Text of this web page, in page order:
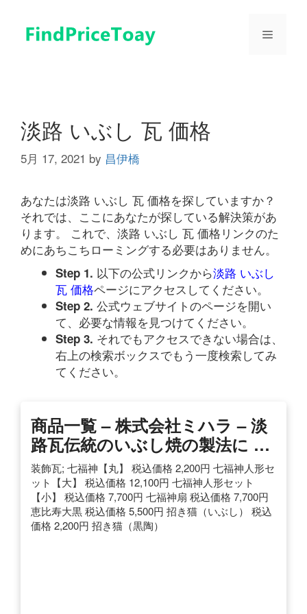
メ
淡路 いぶし 瓦 価格
5月 17, 2021 by 昌伊橋
あなたは淡路 いぶし 瓦 価格を探していますか？
それでは、ここにあなたが探している解決策があ
ります。 これで、淡路 いぶし 瓦 価格リンクのた
めにあちこちローミングする必要はありません。
Step 1. 以下の公式リンクから淡路 いぶし
瓦 価格ページにアクセスしてください。
Step 2. 公式ウェブサイトのページを開い
て、必要な情報を見つけてください。
Step 3. それでもアクセスできない場合は、
右上の検索ボックスでもう一度検索してみ
てください。
商品一覧 – 株式会社ミハラ – 淡
路瓦伝統のいぶし焼の製法に …
装飾瓦; 七福神【丸】 税込価格 2,200円 七福神人形セ
ット【大】 税込価格 12,100円 七福神人形セット
【小】 税込価格 7,700円 七福神扇 税込価格 7,700円
恵比寿大黒 税込価格 5,500円 招き猫（いぶし） 税込
価格 2,200円 招き猫（黒陶）